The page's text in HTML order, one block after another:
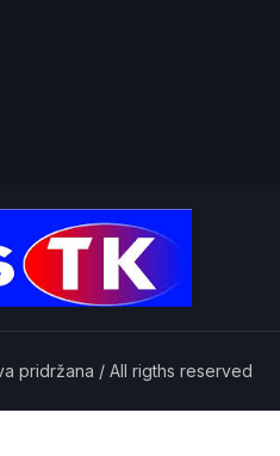
pridržana / All rigths reserved